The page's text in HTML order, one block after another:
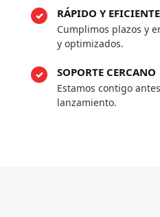
RÁPIDO Y EFICIENTE
Cumplimos plazos y
y optimizados.
SOPORTE CERCANO
Estamos contigo
lanzamiento.